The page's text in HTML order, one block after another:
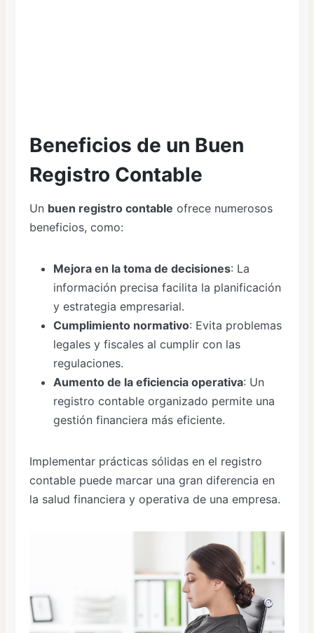
Beneficios de un Buen
Registro Contable
Un buen registro contable ofrece numerosos
beneficios, como:
Mejora en la toma de decisiones: La
información precisa facilita la planificación
y estrategia empresarial.
Cumplimiento normativo: Evita problemas
legales y fiscales al cumplir con las
regulaciones.
Aumento de la eficiencia operativa: Un
registro contable organizado permite una
gestión financiera más eficiente.
Implementar prácticas sólidas en el registro
contable puede marcar una gran diferencia en
la salud financiera y operativa de una empresa.